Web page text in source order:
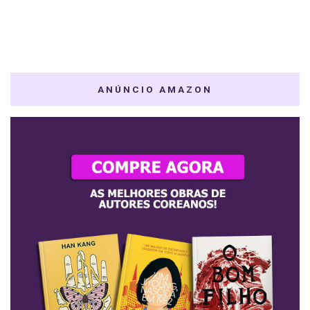
ANÚNCIO AMAZON